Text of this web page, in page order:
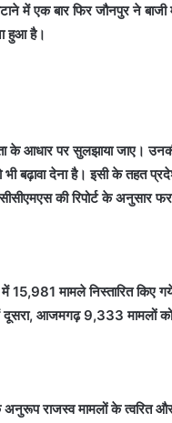
में एक बार फिर जौनपुर ने
हुआ है।
के आधार पर सुलझाया जाए।
भी बढ़ावा देना है। इसी के तहत
की रिपोर्ट के अनुसार
मामले निस्तारित किए
आजमगढ़ 9,333 मामलों को
राजस्व मामलों के त्वरित और